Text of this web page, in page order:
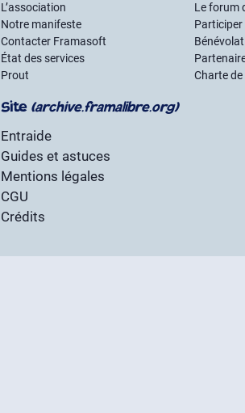
L’association
Notre manifeste
Contacter Framasoft
État des services
Prout
Le forum
Participer
Charte
Site (archive.framalibre.org)
Entraide
Guides et astuces
Mentions légales
CGU
Crédits